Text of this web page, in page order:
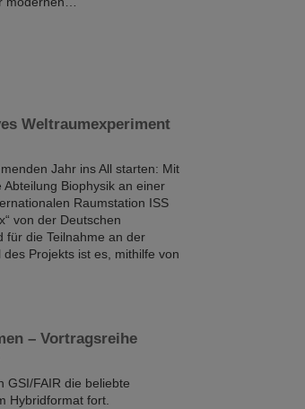
Weltraumexperiment
Jahr ins All starten: Mit
Biophysik an einer
Raumstation ISS
von der Deutschen
für die Teilnahme an der
Projekts ist es, mithilfe von
– Vortragsreihe
GSI/FAIR die beliebte
Hybridformat fort.